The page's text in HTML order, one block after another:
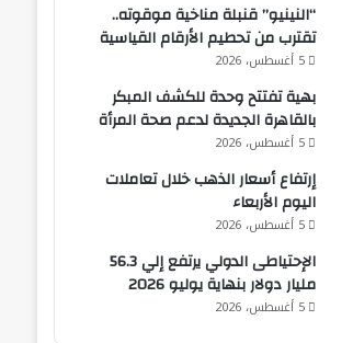
“النينيو” قنبلة مناخية موقوته..
تقترب من تحطيم الأرقام القياسية
5 أغسطس، 2026
بهية تفتتح وحدة للكشف المبكر
بالقاهرة الجديدة لدعم صحة المرأة
5 أغسطس، 2026
إرتفاع أسعار الذهب خلال تعاملات
اليوم الأربعاء
5 أغسطس، 2026
الإحتياطى الدولي يرتفع إلي 56.3
مليار دولار بنهاية يوليو 2026
5 أغسطس، 2026